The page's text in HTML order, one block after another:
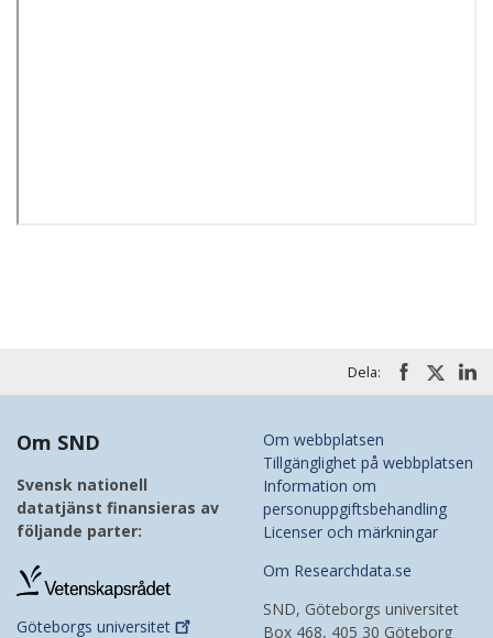
Dela:
Om SND
Svensk nationell
datatjänst finansieras av
följande parter:
Göteborgs universitet
Om webbplatsen
Tillgänglighet på webbplatsen
Information om
personuppgiftsbehandling
Licenser och märkningar
Om Researchdata.se
SND, Göteborgs universitet
Box 468, 405 30 Göteborg